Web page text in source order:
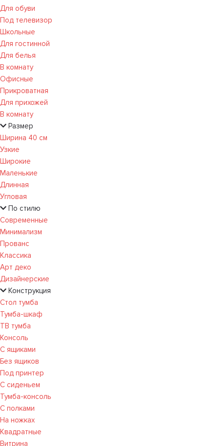
Для обуви
Под телевизор
Школьные
Для гостинной
Для белья
В комнату
Офисные
Прикроватная
Для прихожей
В комнату
Размер
Ширина 40 см
Узкие
Широкие
Маленькие
Длинная
Угловая
По стилю
Современные
Минимализм
Прованс
Классика
Арт деко
Дизайнерские
Конструкция
Стол тумба
Тумба-шкаф
ТВ тумба
Консоль
С ящиками
Без ящиков
Под принтер
С сиденьем
Тумба-консоль
С полками
На ножках
Квадратные
Витрина